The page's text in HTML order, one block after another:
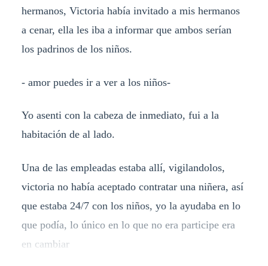
hermanos, Victoria había invitado a mis hermanos
a cenar, ella les iba a informar que ambos serían
los padrinos de los niños.
- amor puedes ir a ver a los niños-
Yo asenti con la cabeza de inmediato, fui a la
habitación de al lado.
Una de las empleadas estaba allí, vigilandolos,
victoria no había aceptado contratar una niñera, así
que estaba 24/7 con los niños, yo la ayudaba en lo
que podía, lo único en lo que no era participe era
en cambiar